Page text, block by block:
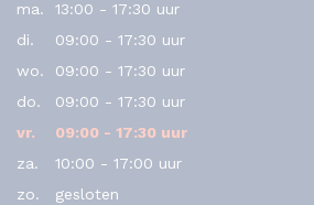
ma.
13:00 - 17:30 uur
di.
09:00 - 17:30 uur
wo.
09:00 - 17:30 uur
do.
09:00 - 17:30 uur
vr.
09:00 - 17:30 uur
za.
10:00 - 17:00 uur
zo.
gesloten